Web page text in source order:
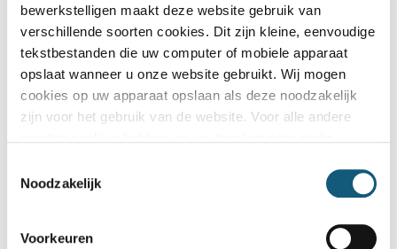
bewerkstelligen maakt deze website gebruik van
verschillende soorten cookies. Dit zijn kleine, eenvoudige
tekstbestanden die uw computer of mobiele apparaat
opslaat wanneer u onze website gebruikt. Wij mogen
cookies op uw apparaat opslaan als deze noodzakelijk
zijn voor het gebruik van de website. Voor alle andere
Noodzakelijk
Voorkeuren
De Aw constateert dat corporaties stappen zetten,
maar dat vooral bij niet-planmatig onderhoud verdere
verbetering mogelijk is. Om onderhoud goed te
plannen, uit te voeren en te controleren, is inzicht
nodig in de staat van het bezit, relevante bouwdelen,
Daarmee wordt vastgoeddata niet alleen belangrijk
controle en verantwoording.